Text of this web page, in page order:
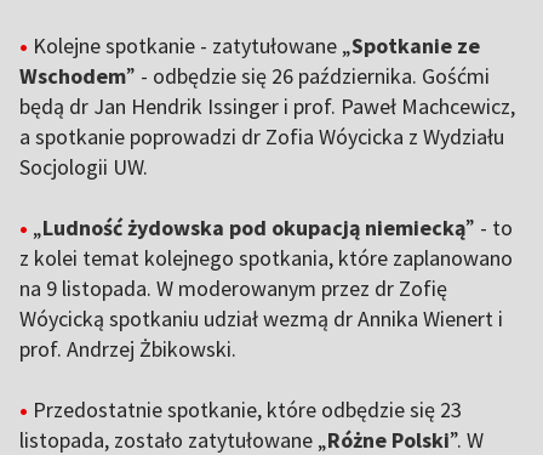
• Kolejne spotkanie - zatytułowane „Spotkanie ze
Wschodem” - odbędzie się 26 października. Gośćmi
będą dr Jan Hendrik Issinger i prof. Paweł Machcewicz,
a spotkanie poprowadzi dr Zofia Wóycicka z Wydziału
Socjologii UW.
• „Ludność żydowska pod okupacją niemiecką” - to
z kolei temat kolejnego spotkania, które zaplanowano
na 9 listopada. W moderowanym przez dr Zofię
Wóycicką spotkaniu udział wezmą dr Annika Wienert i
prof. Andrzej Żbikowski.
• Przedostatnie spotkanie, które odbędzie się 23
listopada, zostało zatytułowane „Różne Polski”. W